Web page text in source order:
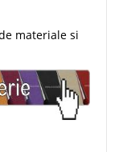
materiale si